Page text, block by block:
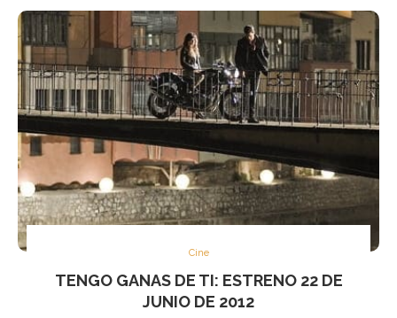
Cine
TENGO GANAS DE TI: ESTRENO 22 DE
JUNIO DE 2012